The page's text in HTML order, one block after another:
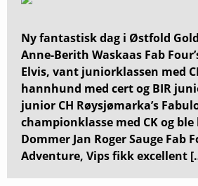
Ny fantastisk dag i Østfold
Anne-Berith Waskaas Fab
Elvis, vant juniorklassen med
hannhund med cert og BIR
junior CH Røysjømarka’s
championklasse med CK og
Dommer Jan Roger Sauge Fab
Adventure, Vips fikk excellent